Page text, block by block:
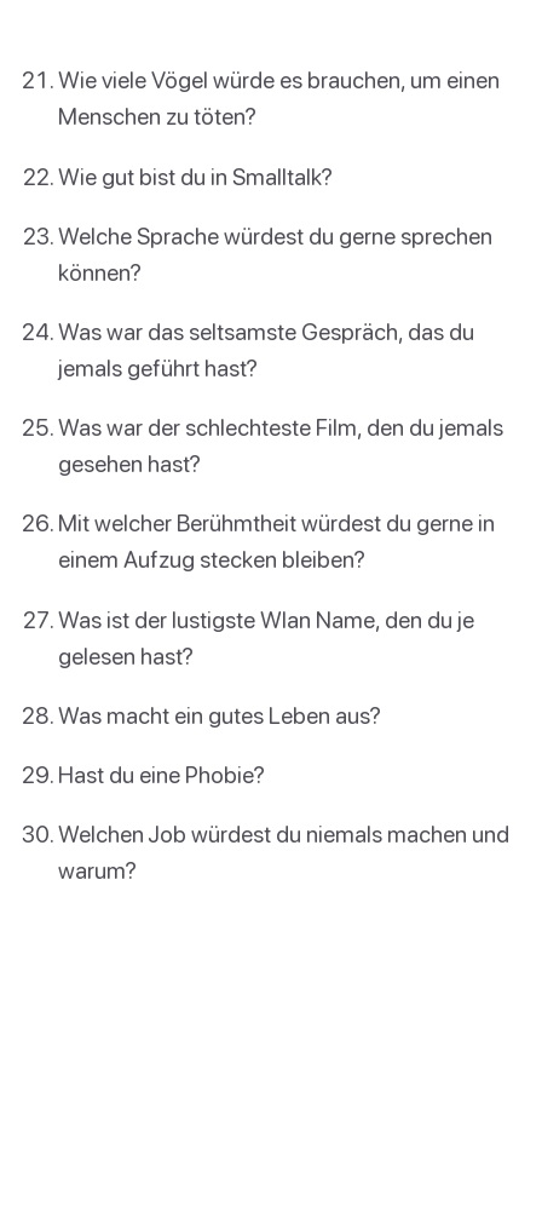
Wie viele Vögel würde es brauchen, um einen
Menschen zu töten?
Wie gut bist du in Smalltalk?
Welche Sprache würdest du gerne sprechen
können?
Was war das seltsamste Gespräch, das du
jemals geführt hast?
Was war der schlechteste Film, den du jemals
gesehen hast?
Mit welcher Berühmtheit würdest du gerne in
einem Aufzug stecken bleiben?
Was ist der lustigste Wlan Name, den du je
gelesen hast?
Was macht ein gutes Leben aus?
Hast du eine Phobie?
Welchen Job würdest du niemals machen und
warum?